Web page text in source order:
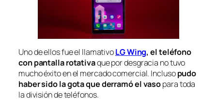
Uno de ellos fue el llamativoLG Wing, el teléfono
con pantalla rotativaque por desgracia no tuvo
mucho éxito en el mercado comercial. Inclusopudo
haber sido la gota que derramó el vasopara toda
la división de teléfonos.